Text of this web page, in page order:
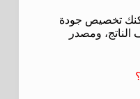
تخصيص جودة
الناتج، ومصدر